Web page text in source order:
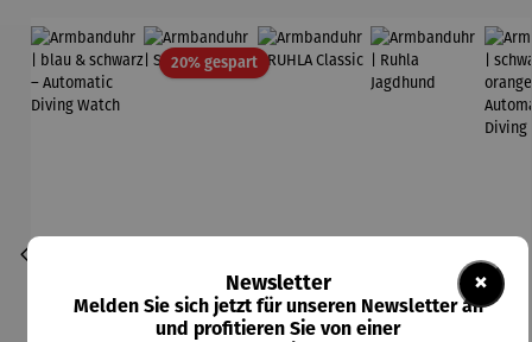
20% gespartRabatt
×
Newsletter
Melden Sie sich jetzt für unseren Newsletter an
und profitieren Sie von einer